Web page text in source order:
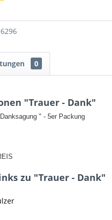
6296
0
"Trauer - Dank"
" - 5er Packung
zu "Trauer - Dank"